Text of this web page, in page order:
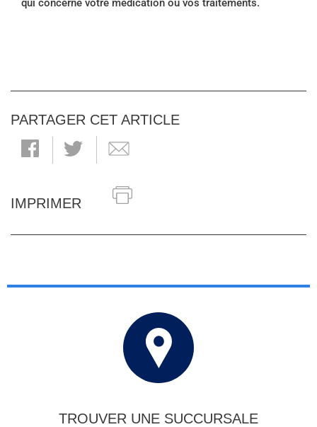
qui concerne votre médication ou vos traitements.
PARTAGER CET ARTICLE
IMPRIMER
TROUVER UNE SUCCURSALE